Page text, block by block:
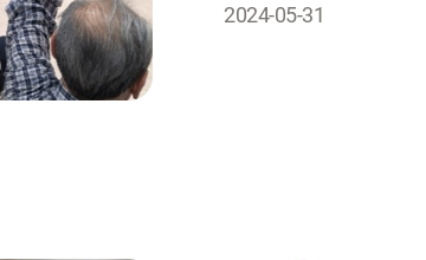
2024-05-31